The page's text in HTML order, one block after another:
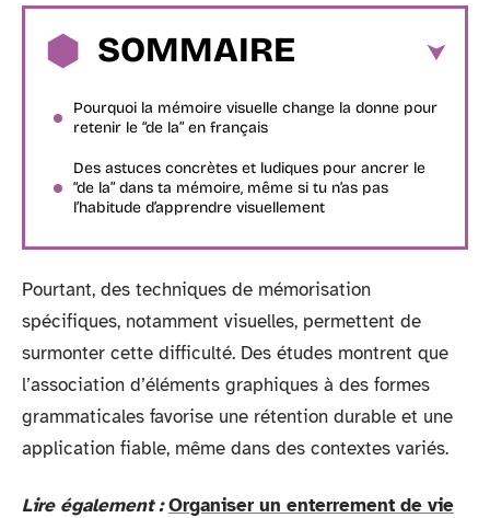
SOMMAIRE
Pourquoi la mémoire visuelle change la donne pour
retenir le “de la” en français
Des astuces concrètes et ludiques pour ancrer le
“de la” dans ta mémoire, même si tu n’as pas
l’habitude d’apprendre visuellement
Pourtant, des techniques de mémorisation
spécifiques, notamment visuelles, permettent de
surmonter cette difficulté. Des études montrent que
l’association d’éléments graphiques à des formes
grammaticales favorise une rétention durable et une
application fiable, même dans des contextes variés.
Lire également : Organiser un enterrement de vie